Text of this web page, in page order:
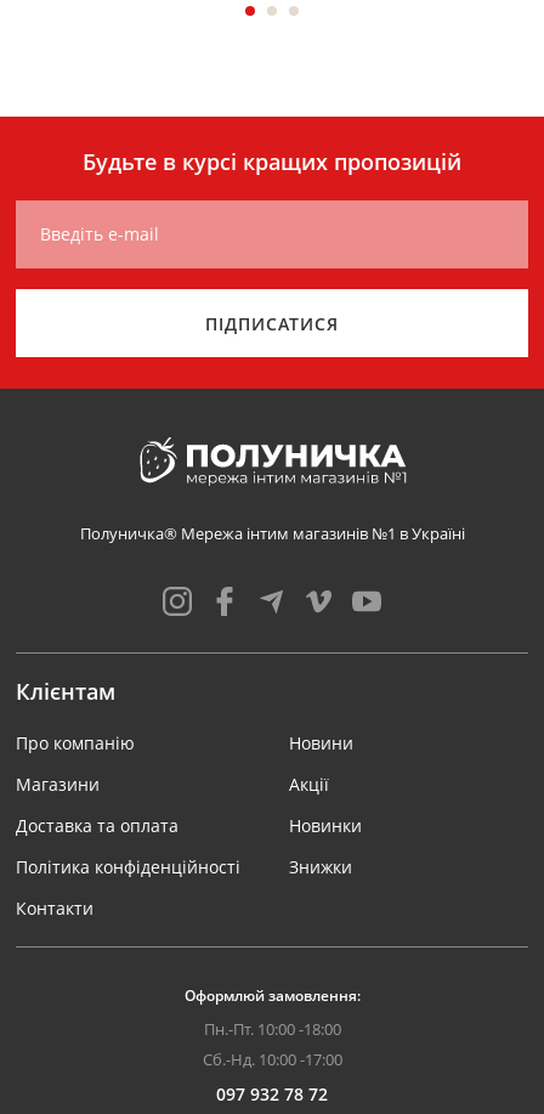
Будьте в курсі кращих пропозицій
Введіть e-mail
ПІДПИСАТИСЯ
Полуничка® Мережа інтим магазинів №1 в Україні
Клієнтам
Про компанію
Магазини
Доставка та оплата
Політика конфіденційності
Контакти
Новини
Акції
Новинки
Знижки
Оформлюй замовлення:
Пн.-Пт. 10:00 -18:00
Сб.-Нд. 10:00 -17:00
097 932 78 72